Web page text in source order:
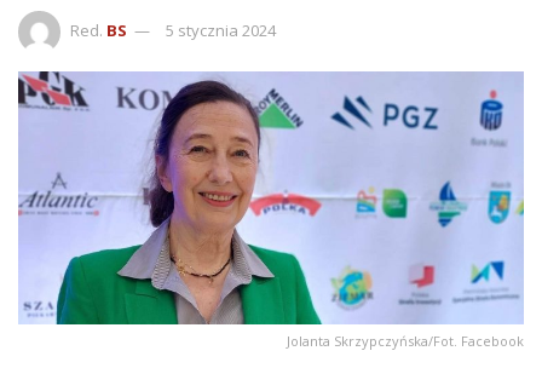
Red. BS 5 stycznia 2024
Jolanta Skrzypczyńska/Fot. Facebook